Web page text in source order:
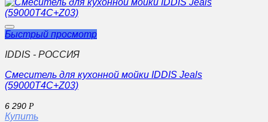
Быстрый просмотр
IDDIS - РОССИЯ
Смеситель для кухонной мойки IDDIS Jeals
(59000T4C+Z03)
6 290 Р
Купить